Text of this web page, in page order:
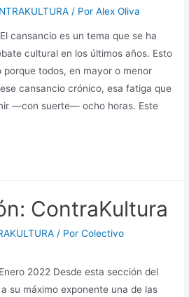
/ PorAlex Oliva
cansancio es un tema que se ha
cultural en los últimos años. Esto
porque todos, en mayor o menor
cansancio crónico, esa fatiga que
—con suerte— ocho horas. Este
ContraKultura
/ PorColectivo
2022 Desde esta sección del
su máximo exponente una de las